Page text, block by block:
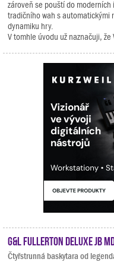
zároveň se pouští do
tradičního wah s automatickými
dynamiku hry.
V tomhle úvodu už naznačuji, že
G&L Fullerton Deluxe JB
Čtyřstrunná baskytara od